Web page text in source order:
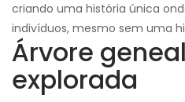
criando uma história única
indivíduos, mesmo sem uma
Árvore
explorada